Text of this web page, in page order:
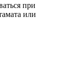
при
или